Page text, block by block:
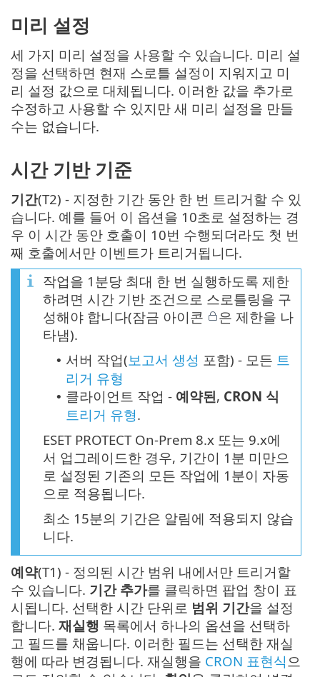
미리 설정
세 가지 미리 설정을 사용할 수 있습니다. 미리 설
정을 선택하면 현재 스로틀 설정이 지워지고 미
리 설정 값으로 대체됩니다. 이러한 값을 추가로
수정하고 사용할 수 있지만 새 미리 설정을 만들
수는 없습니다.
시간 기반 기준
기간(T2) - 지정한 기간 동안 한 번 트리거할 수 있
습니다. 예를 들어 이 옵션을 10초로 설정하는 경
우 이 시간 동안 호출이 10번 수행되더라도 첫 번
째 호출에서만 이벤트가 트리거됩니다.
작업을 1분당 최대 한 번 실행하도록 제한
하려면 시간 기반 조건으로 스로틀링을 구
성해야 합니다(잠금 아이콘
은 제한을 나
타냄).
• 서버 작업(보고서 생성 포함) - 모든 트
리거 유형
• 클라이언트 작업 - 예약된, CRON 식
트리거 유형.
ESET PROTECT On-Prem 8.x 또는 9.x에
서 업그레이드한 경우, 기간이 1분 미만으
로 설정된 기존의 모든 작업에 1분이 자동
으로 적용됩니다.
최소 15분의 기간은 알림에 적용되지 않습
니다.
예약(T1) - 정의된 시간 범위 내에서만 트리거할
수 있습니다. 기간 추가를 클릭하면 팝업 창이 표
시됩니다. 선택한 시간 단위로 범위 기간을 설정
합니다. 재실행 목록에서 하나의 옵션을 선택하
고 필드를 채웁니다. 이러한 필드는 선택한 재실
행에 따라 변경됩니다. 재실행을 CRON 표현식으